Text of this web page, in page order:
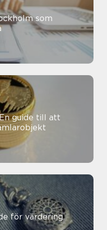
som
guide till att
för värdering